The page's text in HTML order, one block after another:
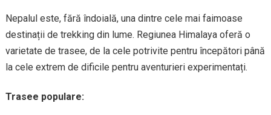
Nepalul este, fără îndoială, una dintre cele mai faimoase
destinații de trekking din lume. Regiunea Himalaya oferă o
varietate de trasee, de la cele potrivite pentru începători până
la cele extrem de dificile pentru aventurieri experimentați.
Trasee populare: